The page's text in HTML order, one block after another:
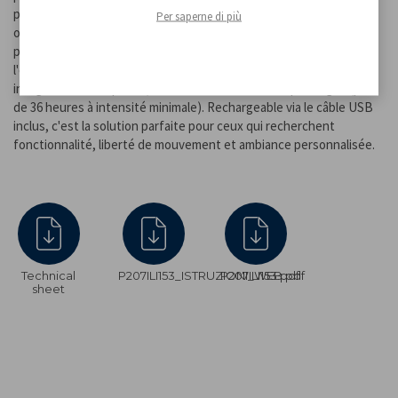
pression vous permet de choisir entre une lumière chaude, froide
ou naturelle, tandis qu'en maintenant le bouton enfoncé, vous
pouvez facilement régler l'intensité lumineuse en fonction de
l'environnement et du moment de la journée. Grâce à sa batterie
intégrée haute capacité, elle offre une autonomie prolongée (plus
de 36 heures à intensité minimale). Rechargeable via le câble USB
inclus, c'est la solution parfaite pour ceux qui recherchent
fonctionnalité, liberté de mouvement et ambiance personnalisée.
Technical
sheet
P207ILI153_ISTRUZIONI_WEB.pdf
P207ILI153.pdf
Per saperne di più